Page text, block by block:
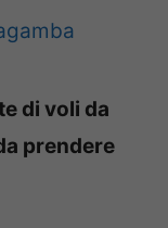
di voli da
prendere